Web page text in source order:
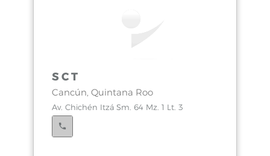
S C T
Cancún, Quintana Roo
Av. Chichén Itzá Sm. 64 Mz. 1 Lt. 3